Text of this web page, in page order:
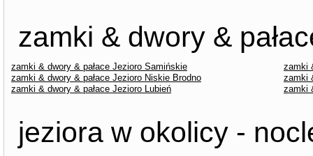
zamki & dwory &
zamki & dwory & pałace Jezioro Samińskie
zamki
zamki & dwory & pałace Jezioro Niskie Brodno
zamki
zamki & dwory & pałace Jezioro Lubień
zamki
jeziora w okolicy -